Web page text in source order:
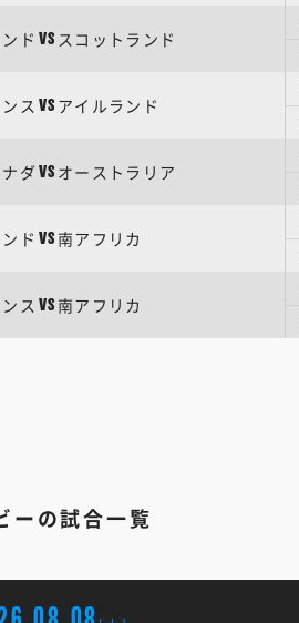
ド VS スコットランド
ス VS アイルランド
ダ VS オーストラリア
ド VS 南アフリカ
ス VS 南アフリカ
ーの試合一覧